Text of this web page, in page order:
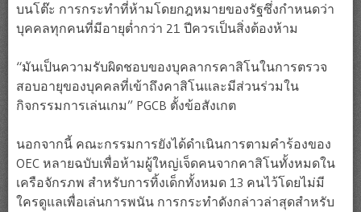
บนโต๊ะ การกระทำที่ห้ามโดยกฎหมายของรัฐซึ่งกำหนดว่า
บุคคลทุกคนที่มีอายุต่ำกว่า 21 ปีควรเป็นสิ่งต้องห้าม
“มันเป็นความรับผิดชอบของบุคลากรคาสิโนในการตรวจ
สอบอายุของบุคคลที่เข้าถึงคาสิโนและมีส่วนร่วมใน
กิจกรรมการเล่นเกม” PGCB ตั้งข้อสังเกต
นอกจากนี้ คณะกรรมการยังได้ดำเนินการตามคำร้องของ
OEC หลายฉบับเพื่อห้ามผู้ใหญ่เจ็ดคนจากคาสิโนทั้งหมดใน
เครือจักรภพ สำหรับการทิ้งเด็กทั้งหมด 13 คนไว้โดยไม่มี
ใครดูแลเพื่อเล่นการพนัน การกระทำดังกล่าวล่าสุดสำหรับ